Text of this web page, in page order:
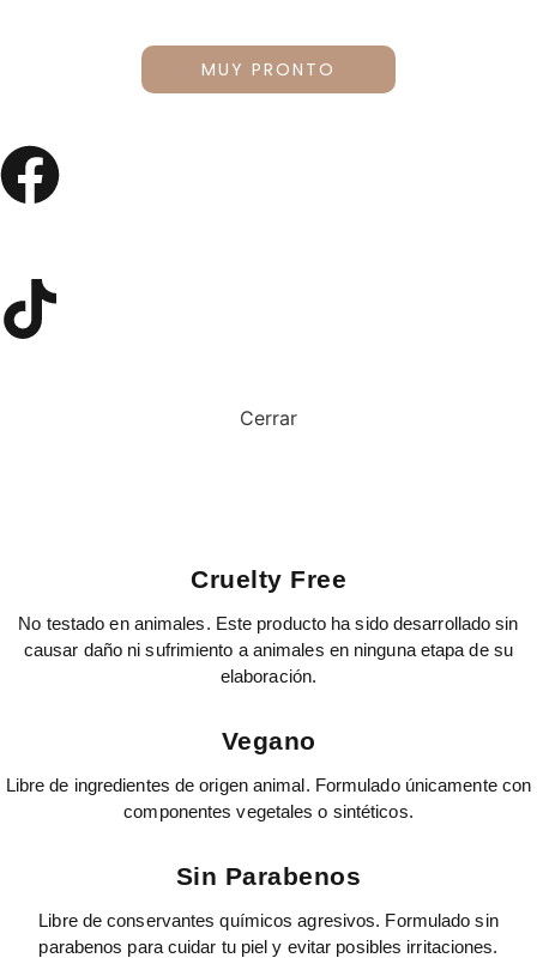
MUY PRONTO
Cerrar
Cruelty Free
No testado en animales. Este producto ha sido desarrollado sin
causar daño ni sufrimiento a animales en ninguna etapa de su
elaboración.
Vegano
Libre de ingredientes de origen animal. Formulado únicamente con
componentes vegetales o sintéticos.
Sin Parabenos
Libre de conservantes químicos agresivos. Formulado sin
parabenos para cuidar tu piel y evitar posibles irritaciones.